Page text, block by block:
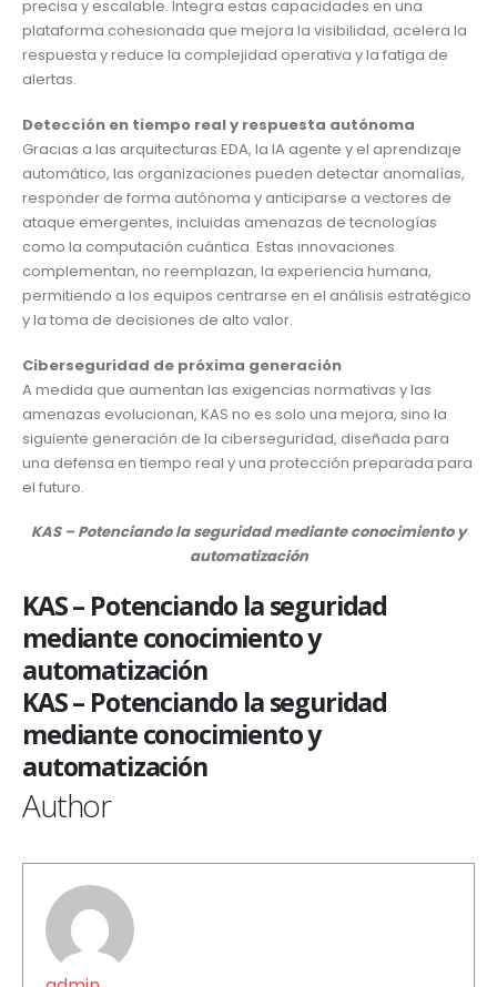
precisa y escalable. Integra estas capacidades en una
plataforma cohesionada que mejora la visibilidad, acelera la
respuesta y reduce la complejidad operativa y la fatiga de
alertas.
Detección en tiempo real y respuesta autónoma
Gracias a las arquitecturas EDA, la IA agente y el aprendizaje
automático, las organizaciones pueden detectar anomalías,
responder de forma autónoma y anticiparse a vectores de
ataque emergentes, incluidas amenazas de tecnologías
como la computación cuántica. Estas innovaciones
complementan, no reemplazan, la experiencia humana,
permitiendo a los equipos centrarse en el análisis estratégico
y la toma de decisiones de alto valor.
Ciberseguridad de próxima generación
A medida que aumentan las exigencias normativas y las
amenazas evolucionan, KAS no es solo una mejora, sino la
siguiente generación de la ciberseguridad, diseñada para
una defensa en tiempo real y una protección preparada para
el futuro.
KAS – Potenciando la seguridad mediante conocimiento y
automatización
KAS – Potenciando la seguridad
mediante conocimiento y
automatización
KAS – Potenciando la seguridad
mediante conocimiento y
automatización
Author